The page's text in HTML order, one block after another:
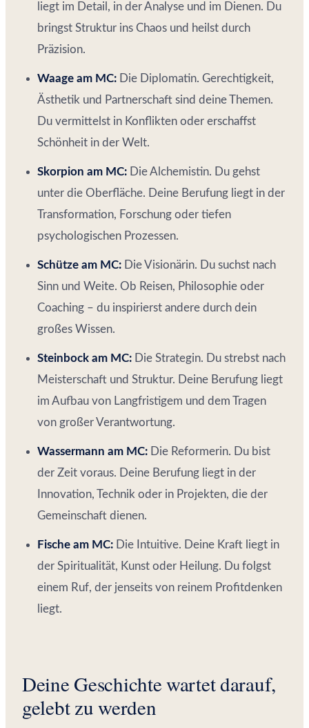
liegt im Detail, in der Analyse und im Dienen. Du
bringst Struktur ins Chaos und heilst durch
Präzision.
Waage am MC: Die Diplomatin. Gerechtigkeit,
Ästhetik und Partnerschaft sind deine Themen.
Du vermittelst in Konflikten oder erschaffst
Schönheit in der Welt.
Skorpion am MC: Die Alchemistin. Du gehst
unter die Oberfläche. Deine Berufung liegt in der
Transformation, Forschung oder tiefen
psychologischen Prozessen.
Schütze am MC: Die Visionärin. Du suchst nach
Sinn und Weite. Ob Reisen, Philosophie oder
Coaching – du inspirierst andere durch dein
großes Wissen.
Steinbock am MC: Die Strategin. Du strebst nach
Meisterschaft und Struktur. Deine Berufung liegt
im Aufbau von Langfristigem und dem Tragen
von großer Verantwortung.
Wassermann am MC: Die Reformerin. Du bist
der Zeit voraus. Deine Berufung liegt in der
Innovation, Technik oder in Projekten, die der
Gemeinschaft dienen.
Fische am MC: Die Intuitive. Deine Kraft liegt in
der Spiritualität, Kunst oder Heilung. Du folgst
einem Ruf, der jenseits von reinem Profitdenken
liegt.
Deine Geschichte wartet darauf,
gelebt zu werden